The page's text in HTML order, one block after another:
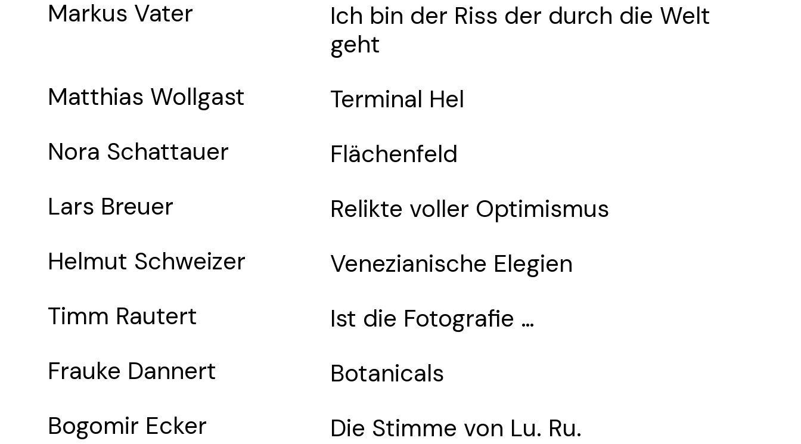
Ich bin der Riss der durch die Welt
geht
Markus Vater
Terminal Hel
Matthias Wollgast
Flächenfeld
Nora Schattauer
Relikte voller Optimismus
Lars Breuer
Venezianische Elegien
Helmut Schweizer
Ist die Fotografie …
Timm Rautert
Botanicals
Frauke Dannert
Die Stimme von Lu. Ru.
Bogomir Ecker